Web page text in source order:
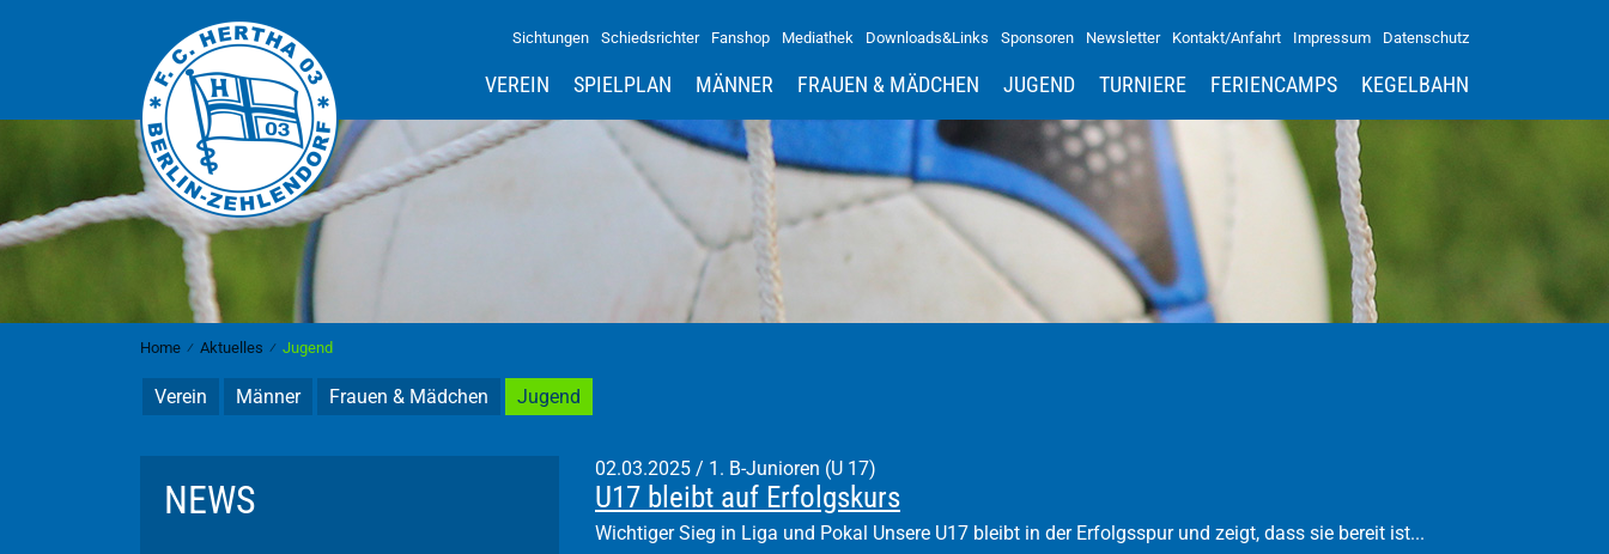
Sichtungen Schiedsrichter Fanshop Mediathek Downloads&Links Sponsoren Newsletter Kontakt/Anfahrt Impressum Datenschutz
VEREIN SPIELPLAN MÄNNER FRAUEN & MÄDCHEN JUGEND TURNIERE FERIENCAMPS KEGELBAHN
Home ⁄ Aktuelles ⁄ Jugend
Verein Männer Frauen & Mädchen Jugend
NEWS
02.03.2025 / 1. B-Junioren (U 17)
U17 bleibt auf Erfolgskurs
Wichtiger Sieg in Liga und Pokal Unsere U17 bleibt in der Erfolgsspur und zeigt, dass sie bereit ist...